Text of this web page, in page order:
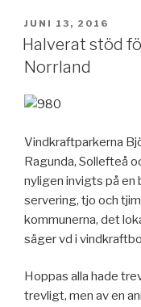
PUBLICERAT
JUNI 13, 2016
Halverat stöd
Norrland
Vindkraftparkerna
Ragunda, Sollefteå
nyligen invigts på
servering, tjo och
kommunerna, det
säger vd i
Hoppas alla hade
trevligt, men av en